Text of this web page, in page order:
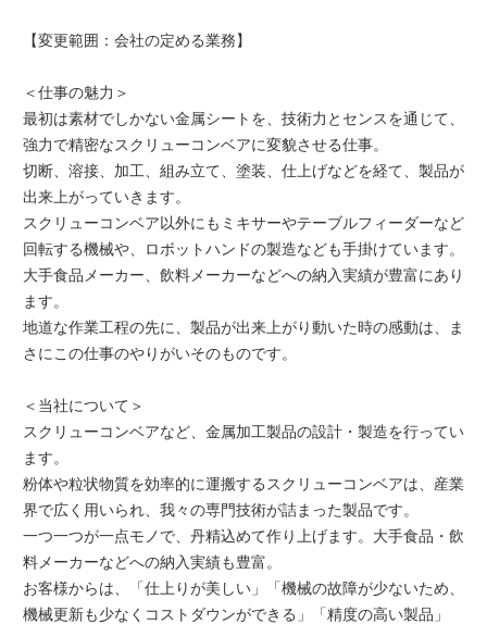
【変更範囲：会社の定める業務】
＜仕事の魅力＞
最初は素材でしかない金属シートを、技術力とセンスを通じて、
強力で精密なスクリューコンベアに変貌させる仕事。
切断、溶接、加工、組み立て、塗装、仕上げなどを経て、製品が
出来上がっていきます。
スクリューコンベア以外にもミキサーやテーブルフィーダーなど
回転する機械や、ロボットハンドの製造なども手掛けています。
大手食品メーカー、飲料メーカーなどへの納入実績が豊富にあり
ます。
地道な作業工程の先に、製品が出来上がり動いた時の感動は、ま
さにこの仕事のやりがいそのものです。
＜当社について＞
スクリューコンベアなど、金属加工製品の設計・製造を行ってい
ます。
粉体や粒状物質を効率的に運搬するスクリューコンベアは、産業
界で広く用いられ、我々の専門技術が詰まった製品です。
一つ一つが一点モノで、丹精込めて作り上げます。大手食品・飲
料メーカーなどへの納入実績も豊富。
お客様からは、「仕上りが美しい」「機械の故障が少ないため、
機械更新も少なくコストダウンができる」「精度の高い製品」